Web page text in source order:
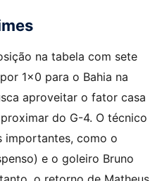
na tabela com sete
1×0 para o Bahia na
aproveitar o fator casa
do G-4. O técnico
importantes, como o
e o goleiro Bruno